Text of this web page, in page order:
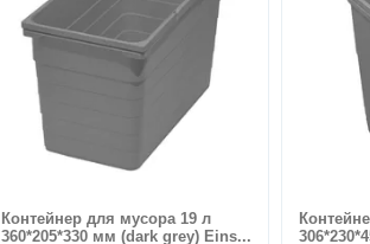
Контейнер для мусора 19 л
360*205*330 мм (dark grey) Eins...